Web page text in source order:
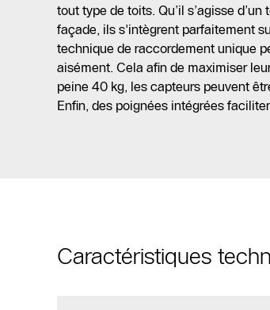
tout type de toits. Qu’il s’agisse
façade, ils s'intègrent parfaitement
technique de raccordement unique
aisément. Cela afin de maximiser
peine 40 kg, les capteurs peuvent
Enfin, des poignées intégrées
Caractéristiques